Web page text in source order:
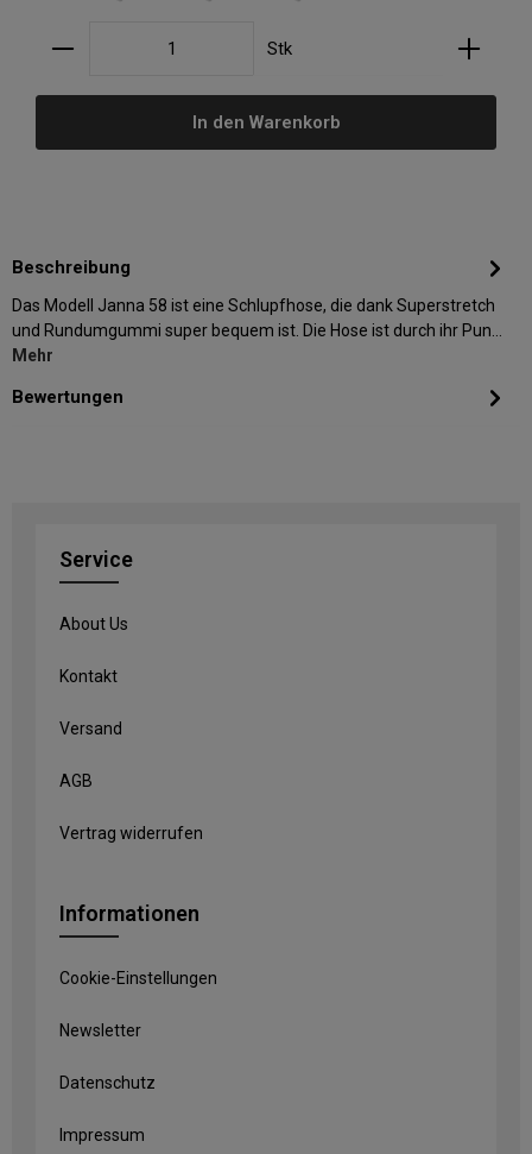
Produkt Anzahl: Gib den gewünschten Wert ein
Stk
In den Warenkorb
Beschreibung
Das Modell Janna 58 ist eine Schlupfhose, die dank Superstretch
und Rundumgummi super bequem ist. Die Hose ist durch ihr Pun…
Mehr
Bewertungen
Service
About Us
Kontakt
Versand
AGB
Vertrag widerrufen
Informationen
Cookie-Einstellungen
Newsletter
Datenschutz
Impressum